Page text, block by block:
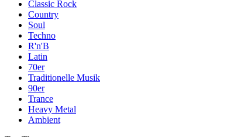
Classic Rock
Country
Soul
Techno
R'n'B
Latin
70er
Traditionelle Musik
90er
Trance
Heavy Metal
Ambient